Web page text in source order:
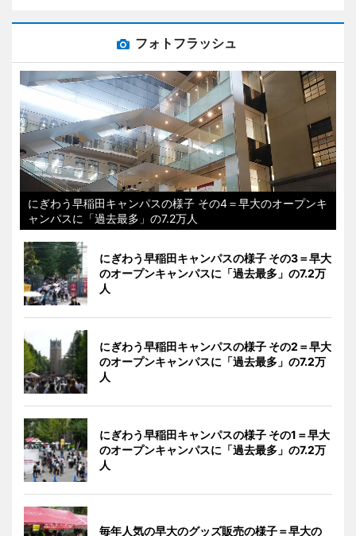
フォトフラッシュ
にぎわう早稲田キャンパスの様子 その4＝早大のオープンキ
ャンパスに「過去最多」の7.2万人
にぎわう早稲田キャンパスの様子 その3＝早大
のオープンキャンパスに「過去最多」の7.2万
人
にぎわう早稲田キャンパスの様子 その2＝早大
のオープンキャンパスに「過去最多」の7.2万
人
にぎわう早稲田キャンパスの様子 その1＝早大
のオープンキャンパスに「過去最多」の7.2万
人
毎年人気の早大のグッズ販売の様子＝早大の